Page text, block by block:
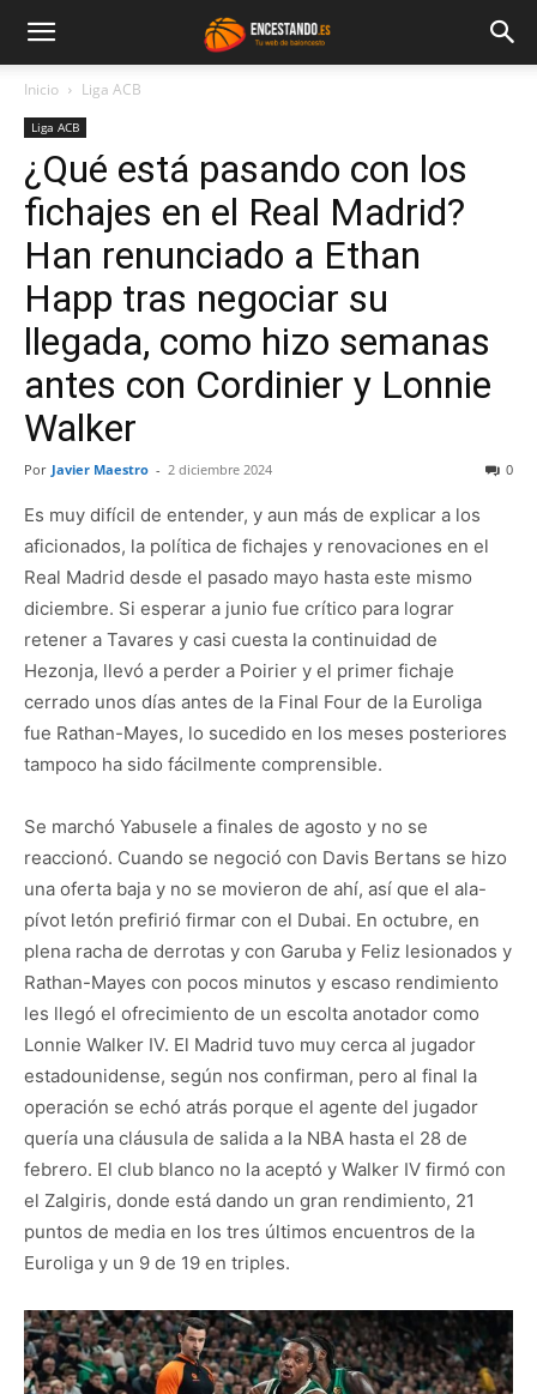
Inicio Liga ACB
Liga ACB
¿Qué está pasando con los
fichajes en el Real Madrid?
Han renunciado a Ethan
Happ tras negociar su
llegada, como hizo semanas
antes con Cordinier y Lonnie
Walker
Por Javier Maestro - 2 diciembre 2024 0
Es muy difícil de entender, y aun más de explicar a los
aficionados, la política de fichajes y renovaciones en el
Real Madrid desde el pasado mayo hasta este mismo
diciembre. Si esperar a junio fue crítico para lograr
retener a Tavares y casi cuesta la continuidad de
Hezonja, llevó a perder a Poirier y el primer fichaje
cerrado unos días antes de la Final Four de la Euroliga
fue Rathan-Mayes, lo sucedido en los meses posteriores
tampoco ha sido fácilmente comprensible.
Se marchó Yabusele a finales de agosto y no se
reaccionó. Cuando se negoció con Davis Bertans se hizo
una oferta baja y no se movieron de ahí, así que el ala-
pívot letón prefirió firmar con el Dubai. En octubre, en
plena racha de derrotas y con Garuba y Feliz lesionados y
Rathan-Mayes con pocos minutos y escaso rendimiento
les llegó el ofrecimiento de un escolta anotador como
Lonnie Walker IV. El Madrid tuvo muy cerca al jugador
estadounidense, según nos confirman, pero al final la
operación se echó atrás porque el agente del jugador
quería una cláusula de salida a la NBA hasta el 28 de
febrero. El club blanco no la aceptó y Walker IV firmó con
el Zalgiris, donde está dando un gran rendimiento, 21
puntos de media en los tres últimos encuentros de la
Euroliga y un 9 de 19 en triples.